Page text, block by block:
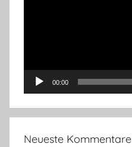
00:00
Neueste Kommentare